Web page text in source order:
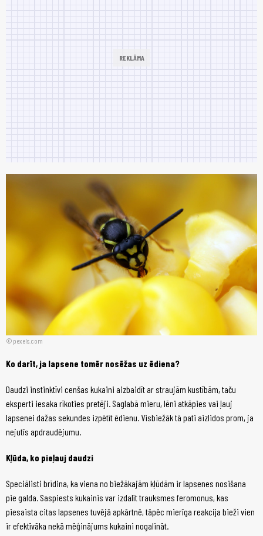
pexels.com
Ko darīt, ja lapsene tomēr nosēžas uz ēdiena?
Daudzi instinktīvi cenšas kukaini aizbaidīt ar straujām kustībām, taču
eksperti iesaka rīkoties pretēji. Saglabā mieru, lēni atkāpies vai ļauj
lapsenei dažas sekundes izpētīt ēdienu. Visbiežāk tā pati aizlidos prom, ja
nejutīs apdraudējumu.
Kļūda, ko pieļauj daudzi
Speciālisti brīdina, ka viena no biežākajām kļūdām ir lapsenes nosišana
pie galda. Saspiests kukainis var izdalīt trauksmes feromonus, kas
piesaista citas lapsenes tuvējā apkārtnē, tāpēc mierīga reakcija bieži vien
ir efektīvāka nekā mēģinājums kukaini nogalināt.